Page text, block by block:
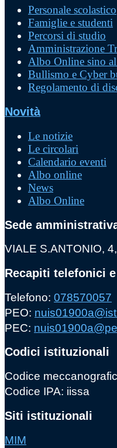
Personale scolastico
Famiglie e studenti
Percorsi di studio
Amministrazione
Albo Online sino
Bullismo e Cyber
Regolamento di
Novità
Le notizie
Le circolari
Calendario eventi
Albo online
News
Albo Online
Sede
VIALE S.ANTONIO,
Recapiti telefonici
Telefono: 078570057
PEO:
PEC:
Codici istituzionali
Codice
Codice IPA: iissa
Siti istituzionali
MIM